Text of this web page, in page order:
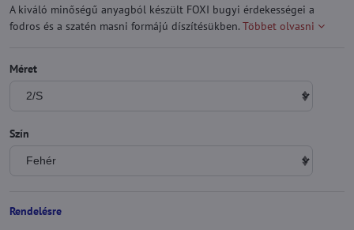
A kiváló minőségű anyagból készült FOXI bugyi érdekességei a
fodros és a szatén masni formájú díszítésükben. Többet olvasni
Méret
Szín
Rendelésre